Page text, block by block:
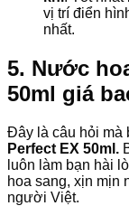
vị trí điển
nhất.
5. Nước
50ml giá
Đây là câu hỏi mà
Perfect EX 50ml.
luôn làm bạn hài
hoa sang, xịn mịn
người Việt.